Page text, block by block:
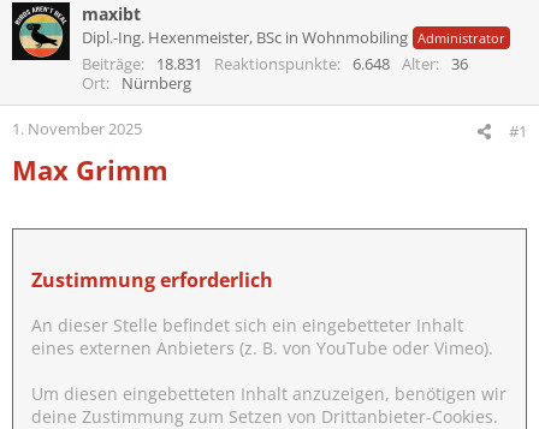
t
e
l
e
r
t
e
l
t
a
maxibt
Dipl.-Ing. Hexenmeister, BSc in Wohnmobiling Administrator
Beiträge 18.831 Reaktionspunkte 6.648 Alter
36
Ort
Nürnberg
1. November 2025 #1
Max Grimm
Zustimmung erforderlich
An dieser Stelle befindet sich ein eingebetteter Inhalt
eines externen Anbieters (z. B. von YouTube oder Vimeo).
Um diesen eingebetteten Inhalt anzuzeigen, benötigen wir
deine Zustimmung zum Setzen von Drittanbieter-Cookies.